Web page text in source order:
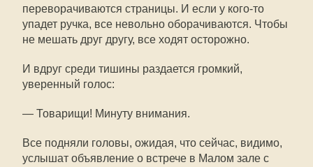
переворачиваются страницы. И если у кого-то
упадет ручка, все невольно оборачиваются. Чтобы
не мешать друг другу, все ходят осторожно.
И вдруг среди тишины раздается громкий,
уверенный голос:
— Товарищи! Минуту внимания.
Все подняли головы, ожидая, что сейчас, видимо,
услышат объявление о встрече в Малом зале с